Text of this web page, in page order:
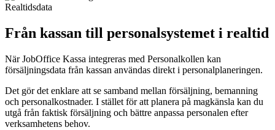
Realtidsdata
Från kassan till personalsystemet i realtid
När JobOffice Kassa integreras med Personalkollen kan
försäljningsdata från kassan användas direkt i personalplaneringen.
Det gör det enklare att se samband mellan försäljning, bemanning
och personalkostnader. I stället för att planera på magkänsla kan du
utgå från faktisk försäljning och bättre anpassa personalen efter
verksamhetens behov.